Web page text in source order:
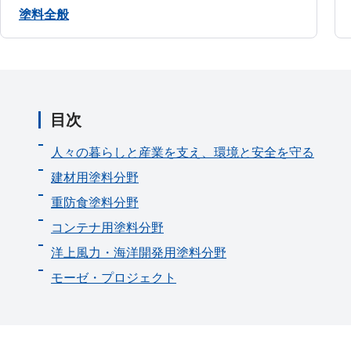
塗料全般
目次
人々の暮らしと産業を支え、環境と安全を守る
建材用塗料分野
重防食塗料分野
コンテナ用塗料分野
洋上風力・海洋開発用塗料分野
モーゼ・プロジェクト